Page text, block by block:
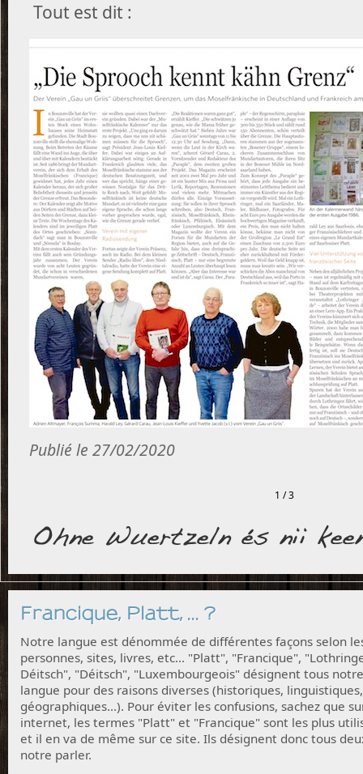
Tout est dit :
Publié le 27/02/2020
1 / 3
Francique, Platt, ... ?
Notre langue est dénommée de différentes façons selon
personnes, sites, livres, etc... "Platt", "Francique",
Déitsch", "Déitsch", "Luxembourgeois" désignent tous notre
langue pour des raisons diverses (historiques, linguistiques,
géographiques...). Pour éviter les confusions, sachez que
internet, les termes "Platt" et "Francique" sont les plus
et il en va de même sur ce site. Ils désignent donc tous
notre parler.